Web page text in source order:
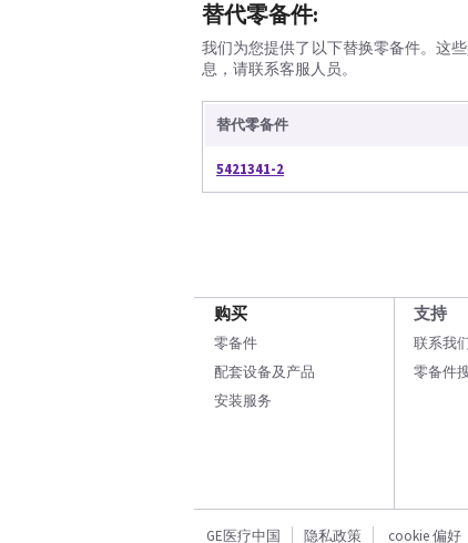
替代零备件:
我们为您提供了以下替换零备件。这
息，请联系客服人员。
替代零备件
5421341-2
购买
零备件
配套设备及产品
安装服务
支持
联系我
零备件
GE医疗中国 隐私政策 cookie 偏好